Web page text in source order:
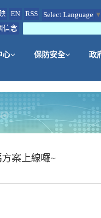
EN RSS Select Language ▼
信念
心 保防安全 政
案上線囉~